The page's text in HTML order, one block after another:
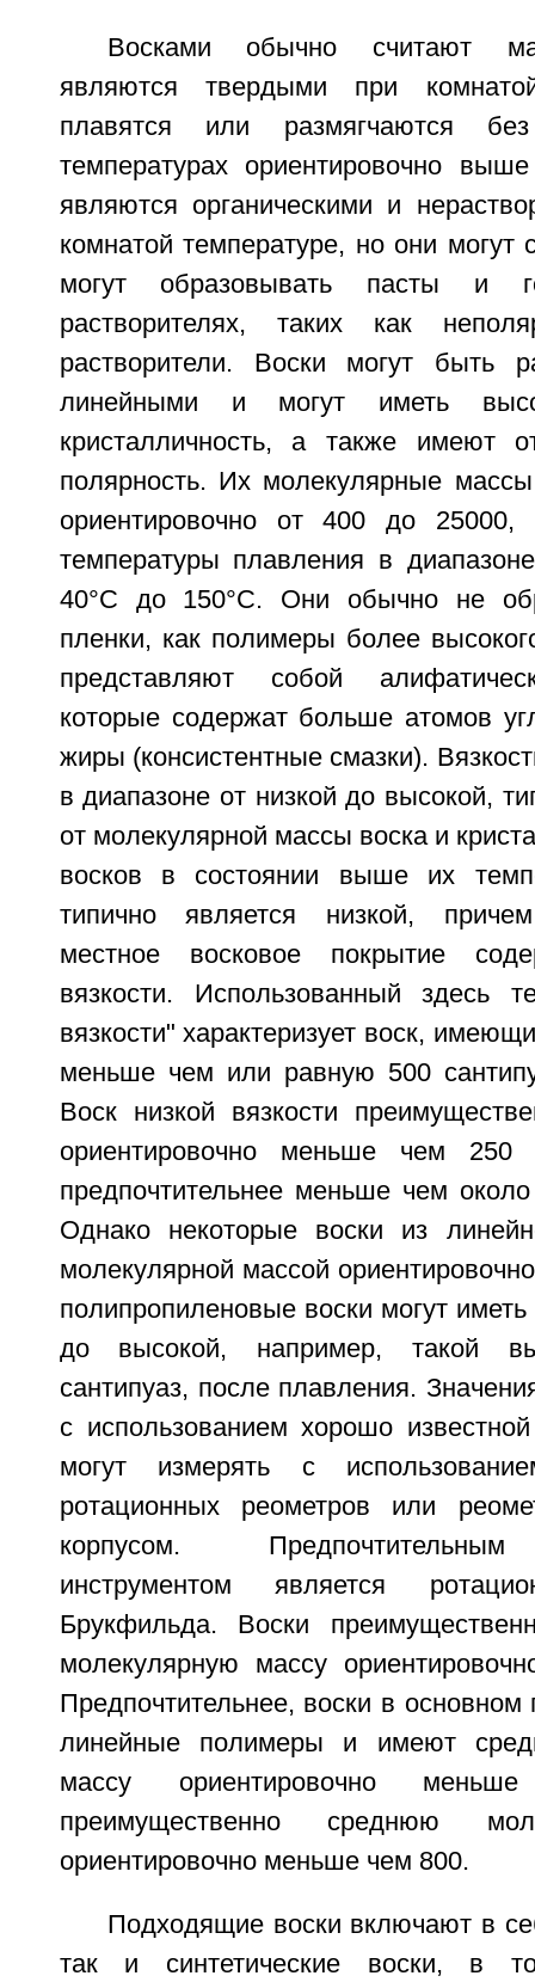
Восками обычно считают
являются твердыми при
плавятся или размягчаются
температурах ориентировочно
являются органическими и
комнатой температуре, но они могут
могут образовывать пасты и
растворителях, таких как
растворители. Воски могут быть
линейными и могут иметь
кристалличность, а также имеют
полярность. Их молекулярные
ориентировочно от 400 до
температуры плавления в
40°С до 150°С. Они обычно не
пленки, как полимеры более
представляют собой
которые содержат больше атомов
жиры (консистентные смазки).
в диапазоне от низкой до высокой,
от молекулярной массы воска и
восков в состоянии выше их
типично является низкой, причем
местное восковое покрытие
вязкости. Использованный здесь
вязкости" характеризует воск,
меньше чем или равную 500
Воск низкой вязкости
ориентировочно меньше чем
предпочтительнее меньше чем
Однако некоторые воски из
молекулярной массой
полипропиленовые воски могут иметь
до высокой, например, такой
сантипуаз, после плавления.
с использованием хорошо
могут измерять с
ротационных реометров или
корпусом.
инструментом является
Брукфильда. Воски
молекулярную массу
Предпочтительнее, воски в
линейные полимеры и имеют
массу ориентировочно
преимущественно среднюю
ориентировочно меньше чем 800.
Подходящие воски включают в
так и синтетические воски, в